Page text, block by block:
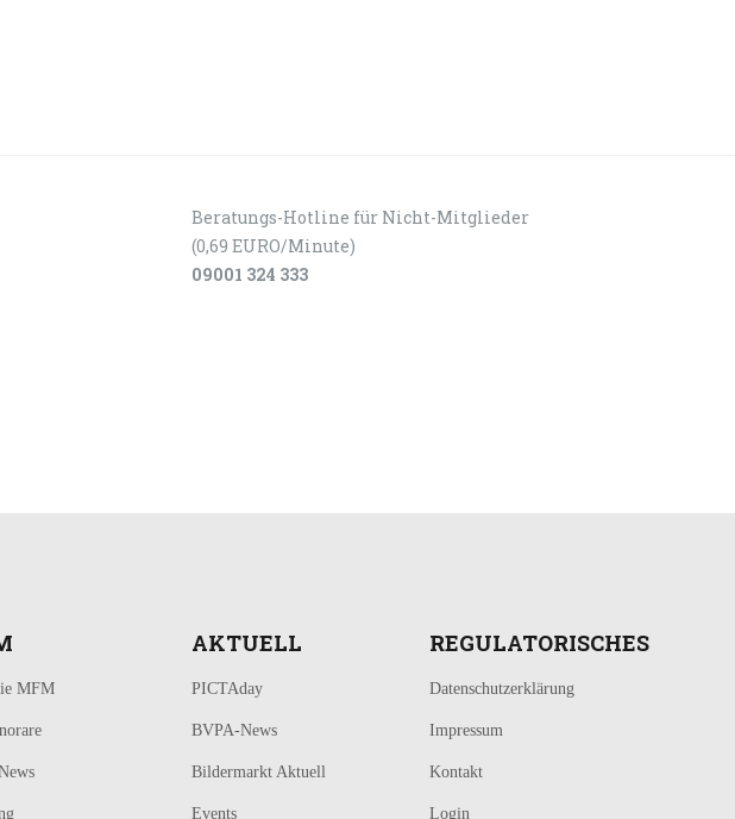
Beratungs-Hotline für Nicht-Mitglieder
(0,69 EURO/Minute)
09001 324 333
MFM
AKTUELL
PICTAday
BVPA-News
Bildermarkt Aktuell
Events
REGULATORISCHES
Datenschutzerklärung
Impressum
Kontakt
Login